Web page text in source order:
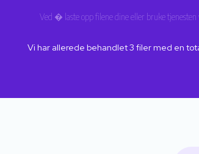
Ved � laste opp filene dine eller bruke
Vi har allerede behandlet3 filer med en